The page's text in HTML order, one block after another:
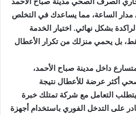
مدار الساعة، مما يساعدك في التخلص
بشكل نهائي. اختيار الخدمة
بل يحمي منزلك من تكرار الأعطال
داخل مدينة صباح الأحمد،
أكثر عرضة للأعطال نتيجة
التعامل مع شركة تمتلك خبرة
على التدخل الفوري باستخدام أجهزة